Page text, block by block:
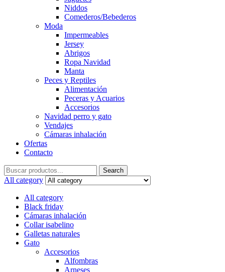
Niddos
Comederos/Bebederos
Moda
Impermeables
Jersey
Abrigos
Ropa Navidad
Manta
Peces y Reptiles
Alimentación
Peceras y Acuarios
Accesorios
Navidad perro y gato
Vendajes
Cámaras inhalación
Ofertas
Contacto
Search
for:
Search
All category
All category
Black friday
Cámaras inhalación
Collar isabelino
Galletas naturales
Gato
Accesorios
Alfombras
Arneses